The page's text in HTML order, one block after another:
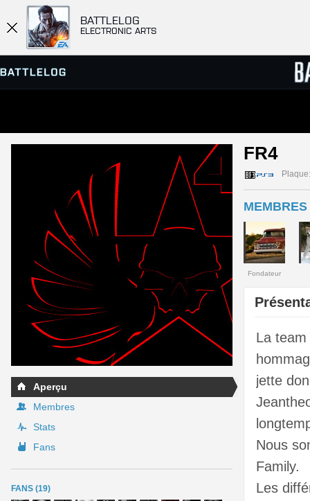
BATTLELOG
ELECTRONIC ARTS
SERVEURS
Aperçu
Membres
Stats
Fans
FANS (19)
FR4
Plaque:
MEMBRES
Fondateur
La
jette
Nous
Family.
Les